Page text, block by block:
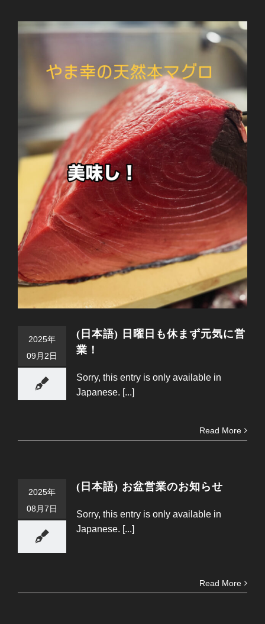
2025年
09月2日
(日本語) 日曜日も休まず元気に営
業！
Sorry, this entry is only available in
Japanese. [...]
Read More
2025年
08月7日
(日本語) お盆営業のお知らせ
Sorry, this entry is only available in
Japanese. [...]
Read More